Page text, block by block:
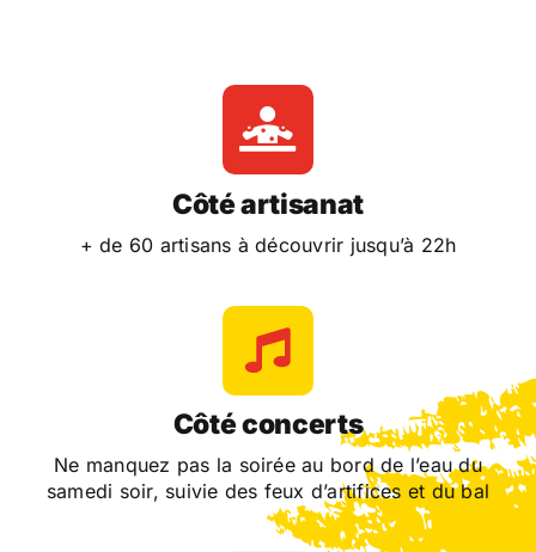
Côté artisanat
+ de 60 artisans à découvrir jusqu’à 22h
Côté concerts
Ne manquez pas la soirée au bord de l’eau du
samedi soir, suivie des feux d’artifices et du bal